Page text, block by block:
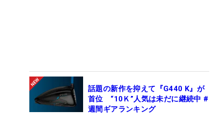
話題の新作を抑えて『G440 K』が
首位 “10Ｋ”人気は未だに継続中 #
週間ギアランキング